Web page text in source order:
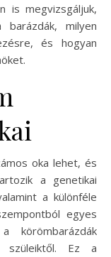
is megvizsgáljuk,
milyen
és hogyan
oka lehet, és
a genetikai
a különféle
egyes
körömbarázdák
szüleiktől. Ez a